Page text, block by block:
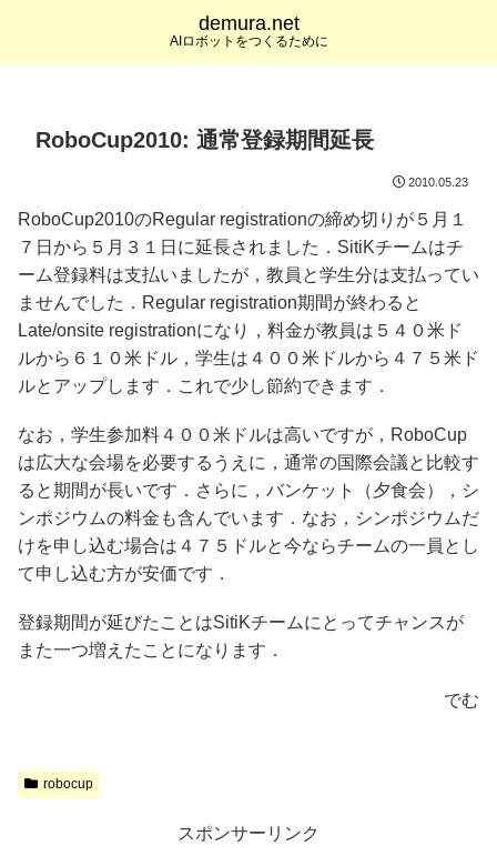
demura.net
AIロボットをつくるために
RoboCup2010: 通常登録期間延長
2010.05.23
RoboCup2010のRegular registrationの締め切りが５月１
７日から５月３１日に延長されました．SitiKチームはチ
ーム登録料は支払いましたが，教員と学生分は支払ってい
ませんでした．Regular registration期間が終わると
Late/onsite registrationになり，料金が教員は５４０米ド
ルから６１０米ドル，学生は４００米ドルから４７５米ド
ルとアップします．これで少し節約できます．
なお，学生参加料４００米ドルは高いですが，RoboCup
は広大な会場を必要するうえに，通常の国際会議と比較す
ると期間が長いです．さらに，バンケット（夕食会），シ
ンポジウムの料金も含んでいます．なお，シンポジウムだ
けを申し込む場合は４７５ドルと今ならチームの一員とし
て申し込む方が安価です．
登録期間が延びたことはSitiKチームにとってチャンスが
また一つ増えたことになります．
でむ
robocup
スポンサーリンク